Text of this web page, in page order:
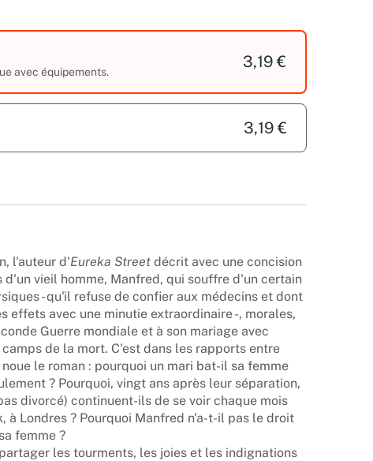
avec équipements.
3,19 €
3,19 €
l'auteur d'Eureka Street décrit avec une concision
vieil homme, Manfred, qui souffre d'un certain
- qu'il refuse de confier aux médecins et dont
effets avec une minutie extraordinaire -, morales,
Guerre mondiale et à son mariage avec
de la mort. C'est dans les rapports entre
le roman : pourquoi un mari bat-il sa femme
? Pourquoi, vingt ans après leur séparation,
divorcé) continuent-ils de se voir chaque mois
à Londres ? Pourquoi Manfred n'a-t-il pas le droit
femme ?
les tourments, les joies et les indignations